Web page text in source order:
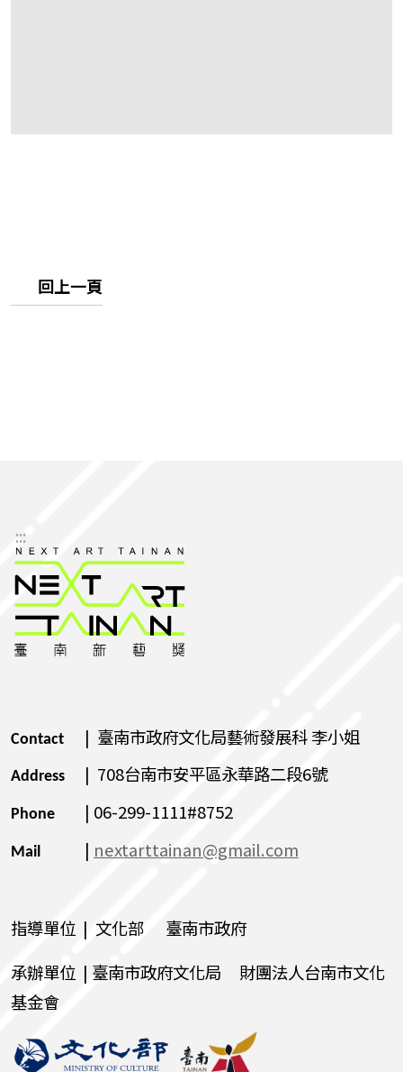
回上一頁
:::
Contact | 臺南市政府文化局藝術發展科 李小姐
Address | 708台南市安平區永華路二段6號
Phone | 06-299-1111#8752
Mail | nextarttainan@gmail.com
指導單位 | 文化部 臺南市政府
承辦單位 | 臺南市政府文化局 財團法人台南市文化
基金會